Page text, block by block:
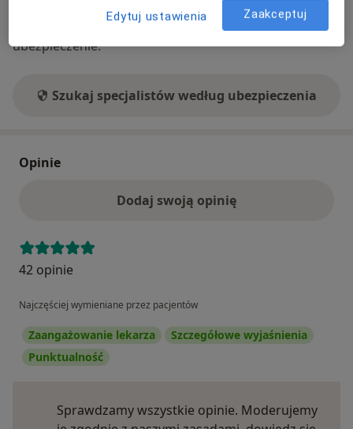
prywatnych. Możesz opłacić wizytę samodzielnie lub
znaleźć innego specjalistę, który akceptuje Twoje
ubezpieczenie.
Szukaj specjalistów według ubezpieczenia
Opinie
Dodaj swoją opinię
42 opinie
Najczęściej wymieniane przez pacjentów
Zaangażowanie lekarza
Szczegółowe wyjaśnienia
Punktualność
Sprawdzamy wszystkie opinie. Moderujemy
Edytuj ustawienia Zaakceptuj